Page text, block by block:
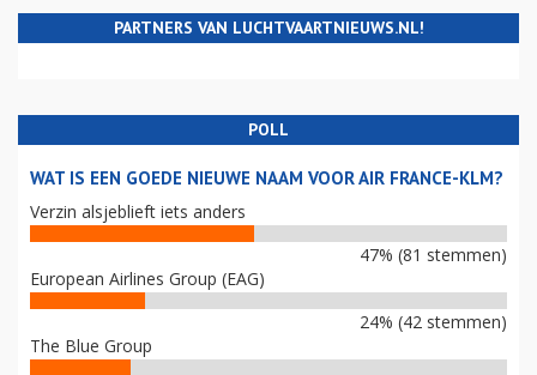
PARTNERS VAN LUCHTVAARTNIEUWS.NL!
POLL
WAT IS EEN GOEDE NIEUWE NAAM VOOR AIR FRANCE-KLM?
Verzin alsjeblieft iets anders
47% (81 stemmen)
European Airlines Group (EAG)
24% (42 stemmen)
The Blue Group